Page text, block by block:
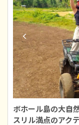
ボホール島の大自
スリル満点のアク